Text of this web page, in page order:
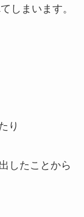
しまいます。
り
したことから